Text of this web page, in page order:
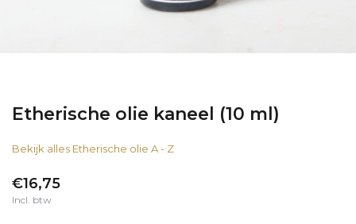
Etherische olie kaneel (10 ml)
Bekijk alles Etherische olie A - Z
€16,75
Incl. btw